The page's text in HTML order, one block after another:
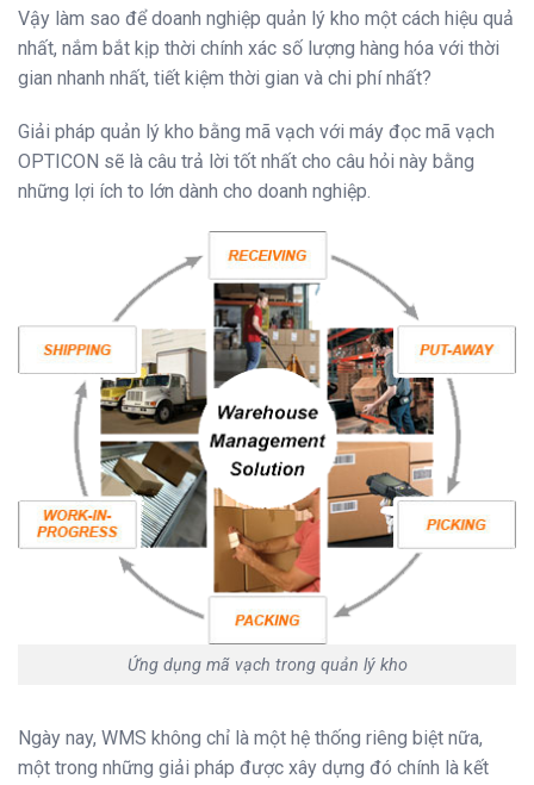
Vậy làm sao để doanh nghiệp quản lý kho một cách hiệu quả
nhất, nắm bắt kịp thời chính xác số lượng hàng hóa với thời
gian nhanh nhất, tiết kiệm thời gian và chi phí nhất?
Giải pháp quản lý kho bằng mã vạch với máy đọc mã vạch
OPTICON sẽ là câu trả lời tốt nhất cho câu hỏi này bằng
những lợi ích to lớn dành cho doanh nghiệp.
Ứng dụng mã vạch trong quản lý kho
Ngày nay, WMS không chỉ là một hệ thống riêng biệt nữa,
một trong những giải pháp được xây dựng đó chính là kết